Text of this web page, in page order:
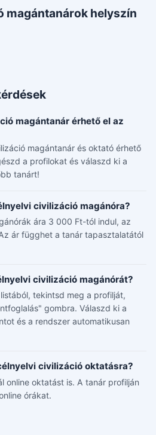
magántanárok helyszín
magántanár érhető el az
magántanár és oktató érhető
a profilokat és válaszd ki a
tanárt!
civilizáció magánóra?
ára 3 000 Ft-tól indul, az
ár függhet a tanár tapasztalatától
civilizáció magánórát?
tekintsd meg a profilját,
gombra. Válaszd ki a
és a rendszer automatikusan
civilizáció oktatásra?
online oktatást is. A tanár profilján
órákat.